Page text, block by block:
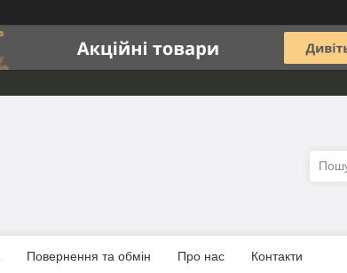
Повернення та обмін Про нас Контакти